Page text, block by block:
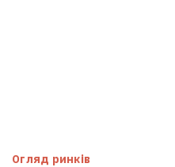
Огляд ринків